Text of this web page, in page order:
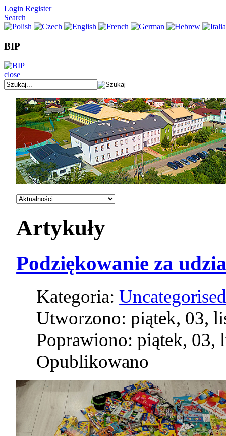
Login Register
Search
BIP
close
Artykuły
Podziękowanie za
Kategoria:
Utworzono: piątek, 03,
Poprawiono: piątek, 03,
Opublikowano